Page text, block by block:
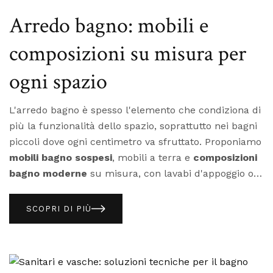
soluzione corretta.
Arredo bagno: mobili e
composizioni su misura per
ogni spazio
L'arredo bagno è spesso l'elemento che condiziona di
più la funzionalità dello spazio, soprattutto nei bagni
piccoli dove ogni centimetro va sfruttato. Proponiamo
mobili bagno sospesi, mobili a terra e composizioni
bagno moderne su misura, con lavabi d'appoggio o
costante e sbalzi di temperatura senza deformarsi,
un criterio da verificare sui materiali del pannello,
montaggio andrebbe calibrata su chi userà il bagno:
un dettaglio che si valuta bene solo con un confronto
Mobile sospeso o a terra: cosa considerare
SCOPRI DI PIÙ